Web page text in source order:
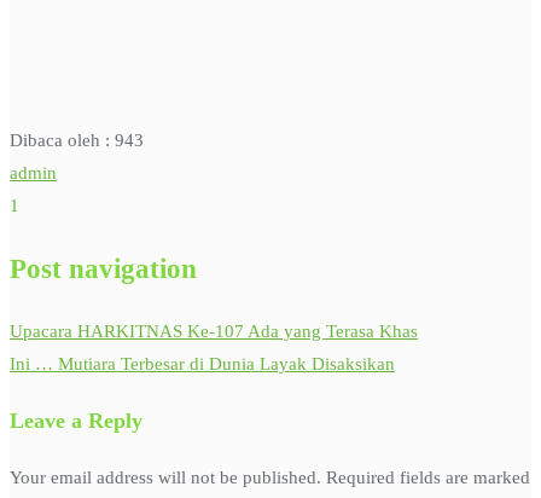
Dibaca oleh : 943
admin
1
Post navigation
Upacara HARKITNAS Ke-107 Ada yang Terasa Khas
Ini … Mutiara Terbesar di Dunia Layak Disaksikan
Leave a Reply
Your email address will not be published. Required fields are marked